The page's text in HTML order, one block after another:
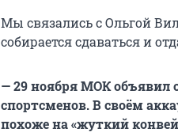
Мы связались с Ольгой
собирается сдаваться и
— 29 ноября МОК объявил
спортсменов. В своём
похоже на «жуткий